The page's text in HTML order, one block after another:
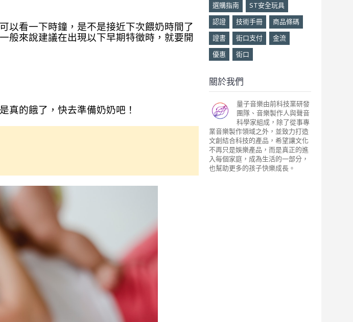
選購指南
ST安全玩具
認證
技術手冊
商品條碼
證書
街口支付
金流
優惠
街口
關於我們
量子音樂由前科技業研發
團隊、音樂製作人與聲音
科學家組成，除了從事專
業音樂製作領域之外，並致力打造
文創結合科技的產品，希望讓文化
不再只是娛樂產品，而是真正的進
入每個家庭，成為生活的一部分，
也幫助更多的孩子快樂成長。
以看一下時鐘，是不是接近下次餵奶時間了
般來說建議在出現以下早期特徵時，就要開
真的餓了，快去準備奶奶吧！